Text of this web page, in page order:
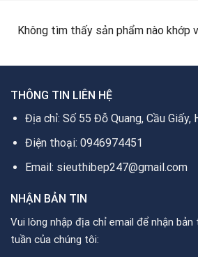
Không tìm thấy sản phẩm nào khớp
THÔNG TIN LIÊN HỆ
Địa chỉ: Số 55 Đỗ Quang, Cầu Giấy,
Điện thoại: 0946974451
Email: sieuthibep247@gmail.com
NHẬN BẢN TIN
Vui lòng nhập địa chỉ email để nhận bản
tuần của chúng tôi: